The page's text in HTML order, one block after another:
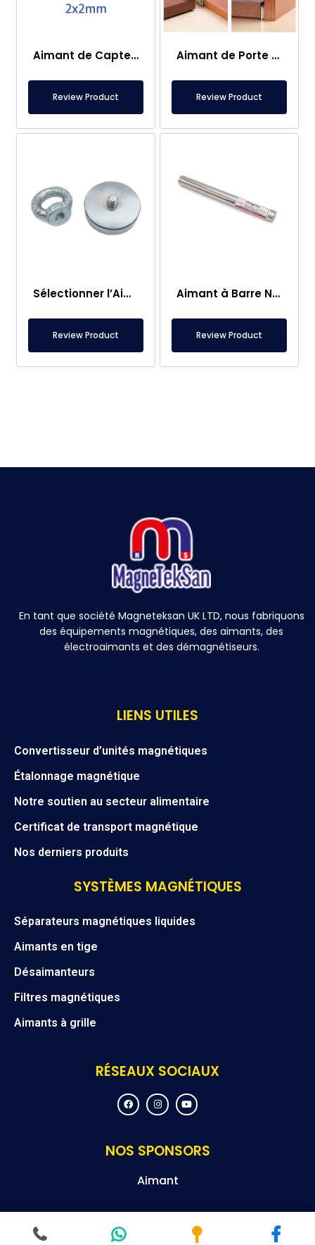
Aimant de Capteur – 2×2 mm
Review Product
Aimant de Porte de Caravane
Review Product
Sélectionner l’Aimant de Pêche – Aimant Puissant de Sauvetage en Mer
Review Product
Aimant à Barre Neodyme Ø25×250 mm – Connexion M8 Femelle d’un Côté
Review Product
En tant que société Magneteksan UK LTD, nous fabriquons
des équipements magnétiques, des aimants, des
électroaimants et des démagnétiseurs.
LIENS UTILES
Convertisseur d’unités magnétiques
Étalonnage magnétique
Notre soutien au secteur alimentaire
Certificat de transport magnétique
Nos derniers produits
SYSTÈMES MAGNÉTIQUES
Séparateurs magnétiques liquides
Aimants en tige
Désaimanteurs
Filtres magnétiques
Aimants à grille
RÉSEAUX SOCIAUX
F
a
c
o
o
I
n
s
g
r
Y
o
u
b
e
NOS SPONSORS
Aimant
© Droit d’auteur 2024 Magneteksan – Tous droits réservés.